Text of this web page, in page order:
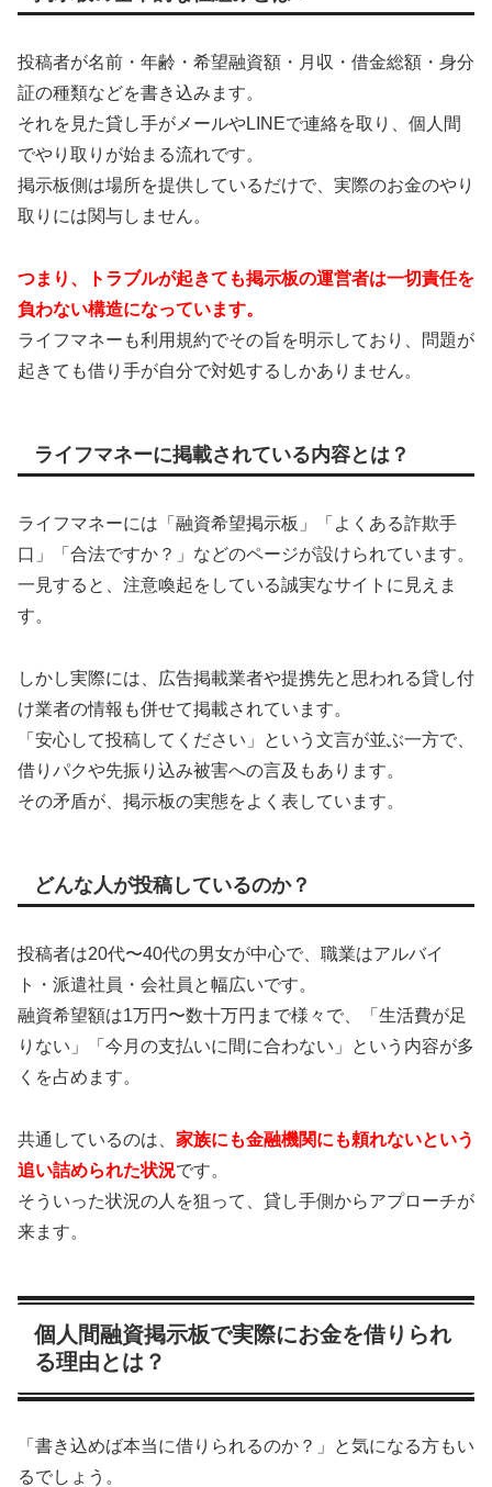
投稿者が名前・年齢・希望融資額・月収・借金総額・身分
証の種類などを書き込みます。
それを見た貸し手がメールやLINEで連絡を取り、個人間
でやり取りが始まる流れです。
掲示板側は場所を提供しているだけで、実際のお金のやり
取りには関与しません。
つまり、トラブルが起きても掲示板の運営者は一切責任を
負わない構造になっています。
ライフマネーも利用規約でその旨を明示しており、問題が
起きても借り手が自分で対処するしかありません。
ライフマネーに掲載されている内容とは？
ライフマネーには「融資希望掲示板」「よくある詐欺手
口」「合法ですか？」などのページが設けられています。
一見すると、注意喚起をしている誠実なサイトに見えま
す。
しかし実際には、広告掲載業者や提携先と思われる貸し付
け業者の情報も併せて掲載されています。
「安心して投稿してください」という文言が並ぶ一方で、
借りパクや先振り込み被害への言及もあります。
その矛盾が、掲示板の実態をよく表しています。
どんな人が投稿しているのか？
投稿者は20代〜40代の男女が中心で、職業はアルバイ
ト・派遣社員・会社員と幅広いです。
融資希望額は1万円〜数十万円まで様々で、「生活費が足
りない」「今月の支払いに間に合わない」という内容が多
くを占めます。
共通しているのは、 家族にも金融機関にも頼れないという
追い詰められた状況です。
そういった状況の人を狙って、貸し手側からアプローチが
来ます。
個人間融資掲示板で実際にお金を借りられ
る理由とは？
「書き込めば本当に借りられるのか？」と気になる方もい
るでしょう。